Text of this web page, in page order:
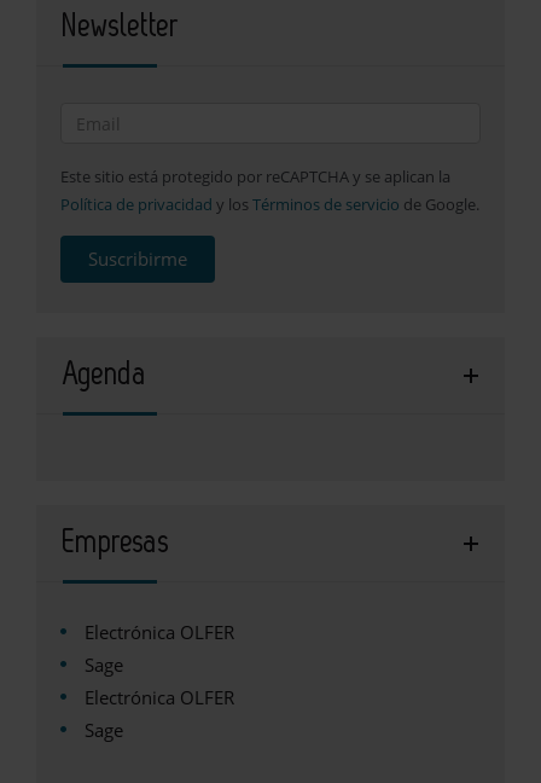
Newsletter
Este sitio está protegido por reCAPTCHA y se aplican la
Política de privacidad y los Términos de servicio de Google.
Suscribirme
Agenda
Empresas
Electrónica OLFER
Sage
Electrónica OLFER
Sage